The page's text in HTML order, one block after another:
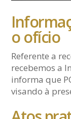
o ofício
Referente a
recebemos a
informa que
visando à